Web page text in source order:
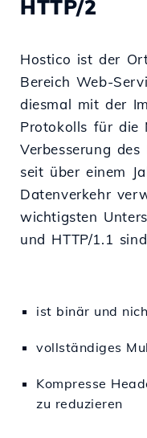
HTTP/2
Hostico ist der
Bereich Web-
diesmal mit der
Protokolls für die
Verbesserung
seit über einem
Datenverkehr
wichtigsten
und HTTP/1.1
ist binär und
vollständiges
Kompresse
zu reduzieren